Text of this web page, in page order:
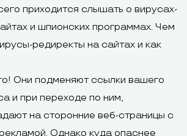
приходится слышать о вирусах-
и шпионских программах. Чем
редиректы на сайтах и как
Они подменяют ссылки вашего
и при переходе по ним,
на сторонние веб-страницы с
Однако куда опаснее